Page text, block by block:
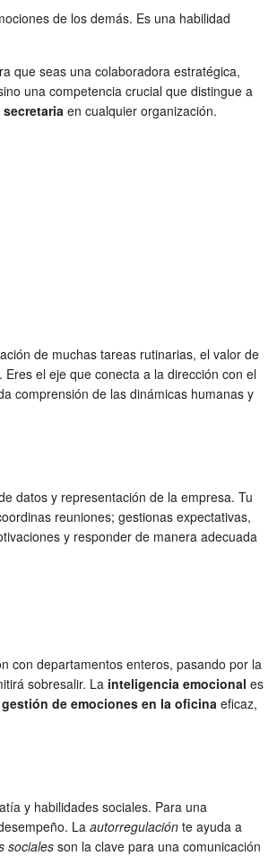
de los demás. Es una habilidad
que seas una colaboradora estratégica,
una competencia crucial que distingue a
en cualquier organización.
de muchas tareas rutinarias, el valor de
el eje que conecta a la dirección con el
comprensión de las dinámicas humanas y
datos y representación de la empresa. Tu
reuniones; gestionas expectativas,
y responder de manera adecuada
con departamentos enteros, pasando por la
sobresalir. La inteligencia emocional es
gestión de emociones en la oficina eficaz,
y habilidades sociales. Para una
La autorregulación te ayuda a
socialesson la clave para una comunicación